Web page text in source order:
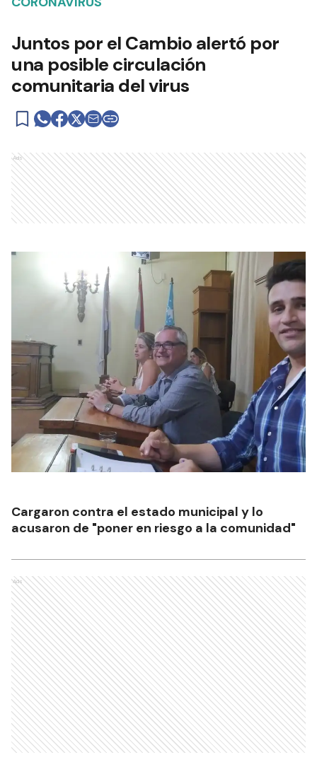
Juntos por el Cambio alertó por
una posible circulación
comunitaria del virus
Ads
Cargaron contra el estado municipal y lo
acusaron de "poner en riesgo a la comunidad"
Ads